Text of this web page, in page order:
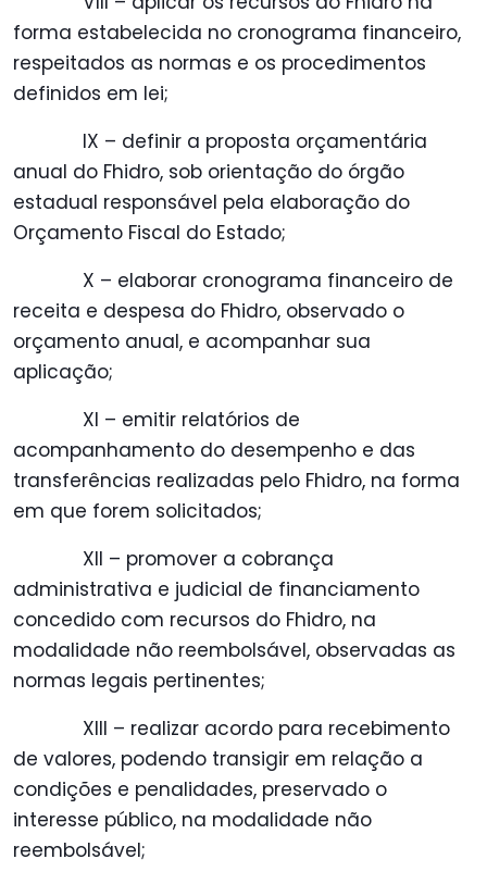
forma estabelecida no cronograma financeiro,
respeitados as normas e os procedimentos
definidos em lei;
IX – definir a proposta orçamentária
anual do Fhidro, sob orientação do órgão
estadual responsável pela elaboração do
Orçamento Fiscal do Estado;
X – elaborar cronograma financeiro de
receita e despesa do Fhidro, observado o
orçamento anual, e acompanhar sua
aplicação;
XI – emitir relatórios de
acompanhamento do desempenho e das
transferências realizadas pelo Fhidro, na forma
em que forem solicitados;
XII – promover a cobrança
administrativa e judicial de financiamento
concedido com recursos do Fhidro, na
modalidade não reembolsável, observadas as
normas legais pertinentes;
XIII – realizar acordo para recebimento
de valores, podendo transigir em relação a
condições e penalidades, preservado o
interesse público, na modalidade não
reembolsável;